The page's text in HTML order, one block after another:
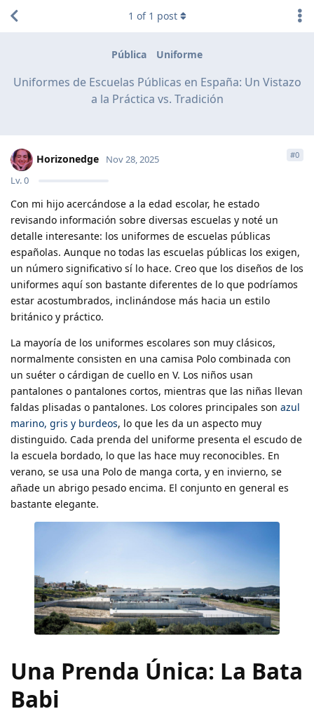
Pública Uniforme
Uniformes de Escuelas Públicas en España: Un Vistazo
a la Práctica vs. Tradición
1 of 1 post
Horizonedge
Lv.0
Nov 28, 2025 #0
Con mi hijo acercándose a la edad escolar, he estado
revisando información sobre diversas escuelas y noté un
detalle interesante: los uniformes de escuelas públicas
españolas. Aunque no todas las escuelas públicas los exigen,
un número significativo sí lo hace. Creo que los diseños de los
uniformes aquí son bastante diferentes de lo que podríamos
estar acostumbrados, inclinándose más hacia un estilo
británico y práctico.
La mayoría de los uniformes escolares son muy clásicos,
normalmente consisten en una camisa Polo combinada con
un suéter o cárdigan de cuello en V. Los niños usan
pantalones o pantalones cortos, mientras que las niñas llevan
faldas plisadas o pantalones. Los colores principales son azul
marino, gris y burdeos, lo que les da un aspecto muy
distinguido. Cada prenda del uniforme presenta el escudo de
la escuela bordado, lo que las hace muy reconocibles. En
verano, se usa una Polo de manga corta, y en invierno, se
añade un abrigo pesado encima. El conjunto en general es
bastante elegante.
Una Prenda Única: La Bata
Babi